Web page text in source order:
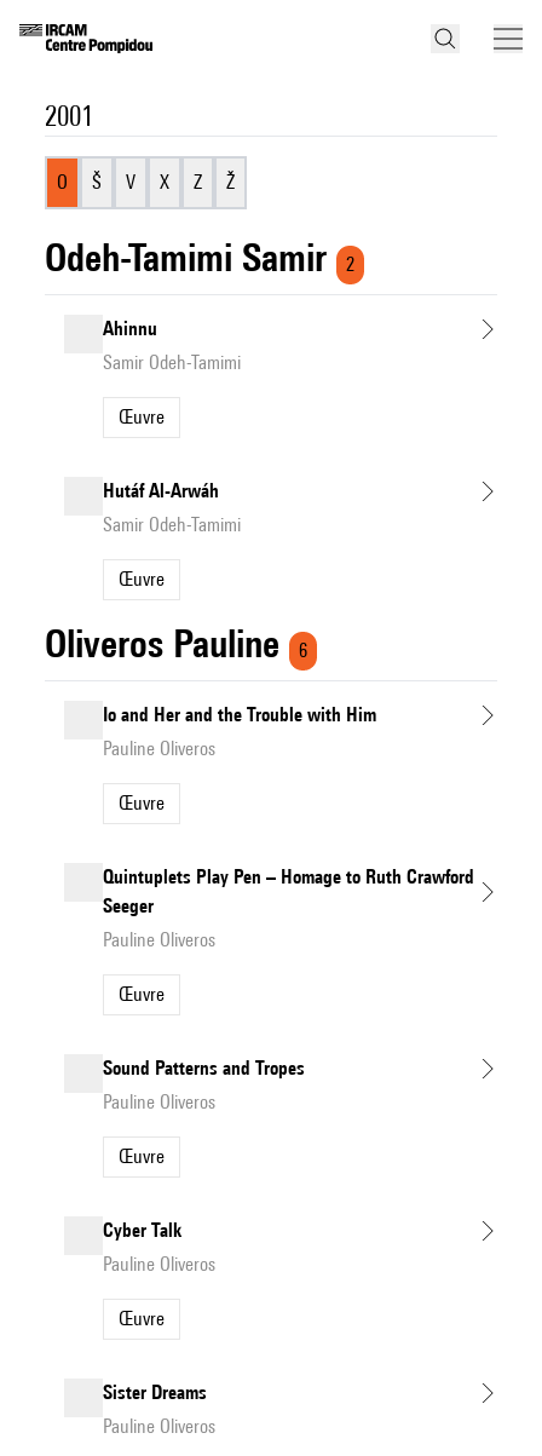
2001
O Š V X Z Ž
Odeh-Tamimi Samir 2
Ahinnu
Samir Odeh-Tamimi
Œuvre
Hutáf Al-Arwáh
Samir Odeh-Tamimi
Œuvre
Oliveros Pauline 6
Io and Her and the Trouble with Him
Pauline Oliveros
Œuvre
Quintuplets Play Pen – Homage to Ruth Crawford
Seeger
Pauline Oliveros
Œuvre
Sound Patterns and Tropes
Pauline Oliveros
Œuvre
Cyber Talk
Pauline Oliveros
Œuvre
Sister Dreams
Pauline Oliveros